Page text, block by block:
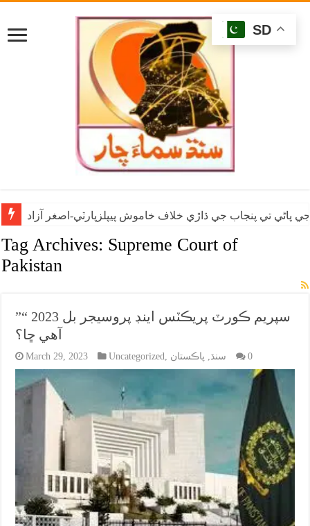
پاڻي تي پنجاب جي ڌاڙي خلاف خاموش پيپلزپارٽي-اصغر آزاد
Tag Archives: Supreme Court of
Pakistan
”سپريم ڪورٽ پريڪٽس اينڊ پروسيجر بل 2023 “
آهي ڇا؟
March 29, 2023 Uncategorized, سنڌ, پاڪستان 0
SD